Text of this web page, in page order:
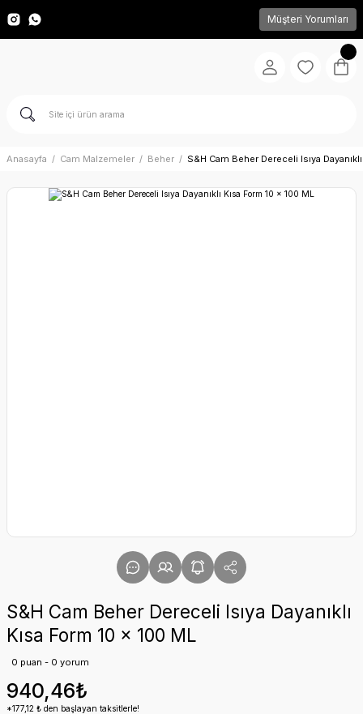
Müşteri Yorumları
Anasayfa Cam Malzemeler Beher S&H Cam Beher Dereceli Isıya
S&H Cam Beher Dereceli Isıya Dayanıklı
Kısa Form 10 x 100 ML
0 puan - 0 yorum
940,46₺
*177,12 ₺ den başlayan taksitlerle!